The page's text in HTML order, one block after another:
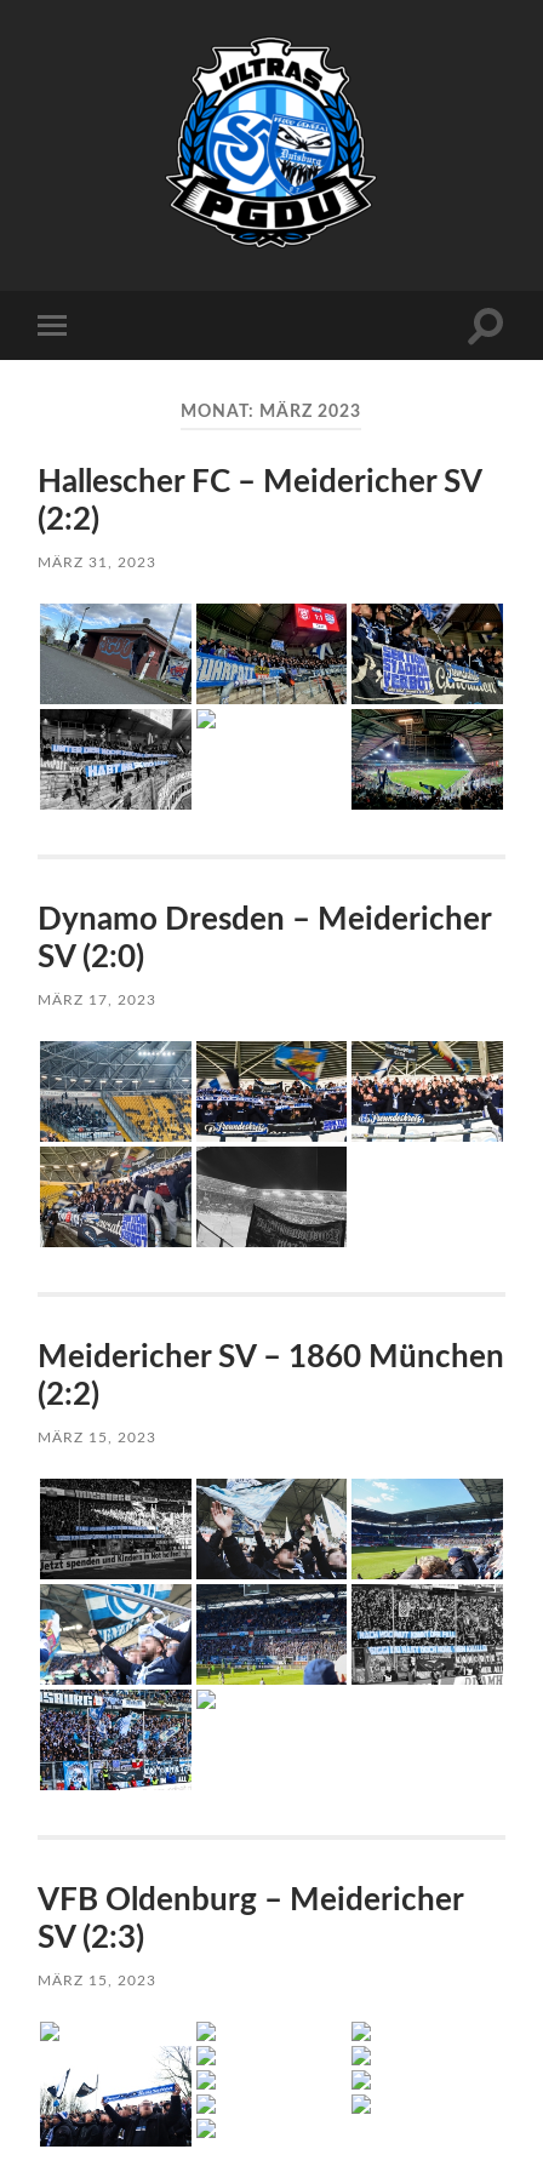
Menü
MONAT: MÄRZ 2023
Hallescher FC – Meidericher SV
(2:2)
MÄRZ 31, 2023
Dynamo Dresden – Meidericher
SV (2:0)
MÄRZ 17, 2023
Meidericher SV – 1860 München
(2:2)
MÄRZ 15, 2023
VFB Oldenburg – Meidericher
SV (2:3)
MÄRZ 15, 2023